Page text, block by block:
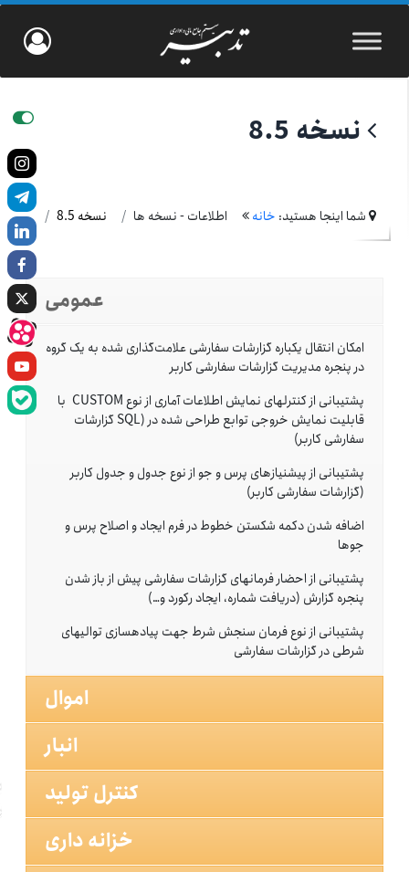
نسخه 8.5
شما اینجا هستید: خانه اطلاعات - نسخه ها نسخه 8.5
عمومی
امکان انتقال یک‎باره گزارشات سفارشى علامت‌گذارى شده به یک گروه
در پنجره مدیریت گزارشات سفارشى کاربر
پشتیبانى از کنترل‎هاى نمایش اطلاعات آمارى از نوع CUSTOM با
قابلیت نمایش خروجى توابع طراحى شده در (SQL گزارشات
سفارشى کاربر)
پشتیبانى از پیش‎نیازهاى پرس و جو از نوع جدول و جدول کاربر
(گزارشات سفارشى کاربر)
اضافه شدن دکمه شکستن خطوط در فرم ایجاد و اصلاح پرس و
جوها
پشتیبانى از احضار فرمان‎هاى گزارشات سفارشى پیش از باز شدن
پنجره گزارش (دریافت شماره، ایجاد رکورد و…)
پشتیبانى از نوع فرمان سنجش شرط جهت پیاده‎سازى توالی‎هاى
شرطى در گزارشات سفارشى
اموال
انبار
کنترل تولید
خزانه داری